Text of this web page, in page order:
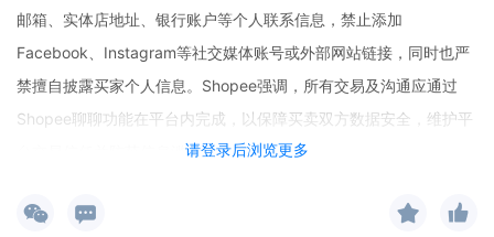
请登录后浏览更多
邮箱、实体店地址、银行账户等个人联系信息，禁止添加
Facebook、Instagram等社交媒体账号或外部网站链接，同时也严
禁擅自披露买家个人信息。Shopee强调，所有交易及沟通应通过
Shopee聊聊功能在平台内完成，以保障买卖双方数据安全，维护平
台交易信任并防范信息滥用的风险。